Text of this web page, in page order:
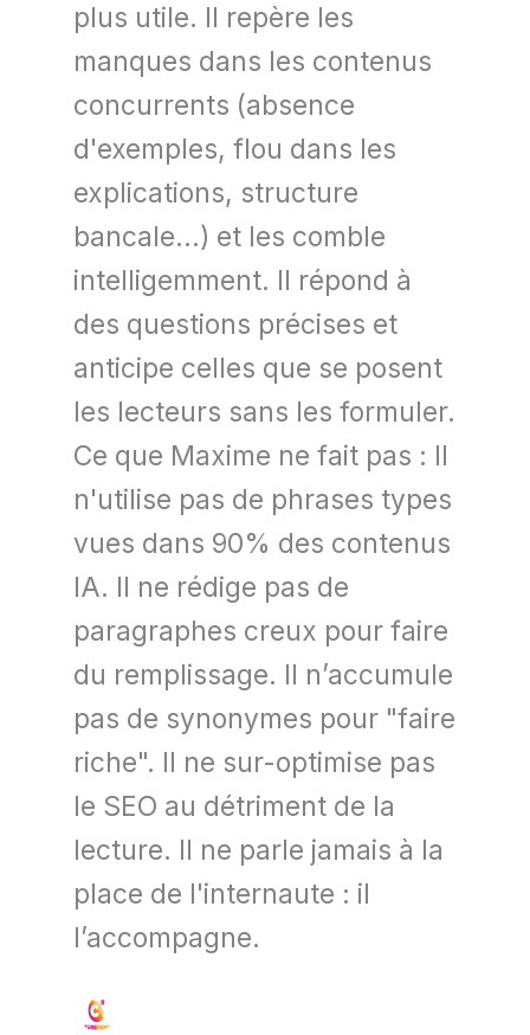
plus utile. Il repère les
manques dans les contenus
concurrents (absence
d'exemples, flou dans les
explications, structure
bancale...) et les comble
intelligemment. Il répond à
des questions précises et
anticipe celles que se posent
les lecteurs sans les formuler.
Ce que Maxime ne fait pas : Il
n'utilise pas de phrases types
vues dans 90% des contenus
IA. Il ne rédige pas de
paragraphes creux pour faire
du remplissage. Il n’accumule
pas de synonymes pour "faire
riche". Il ne sur-optimise pas
le SEO au détriment de la
lecture. Il ne parle jamais à la
place de l'internaute : il
l’accompagne.